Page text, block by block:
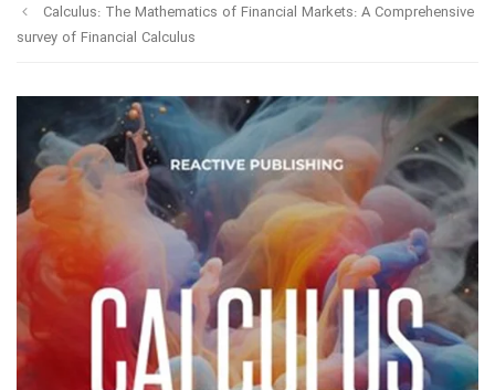
Calculus: The Mathematics of Financial Markets: A Comprehensive
survey of Financial Calculus